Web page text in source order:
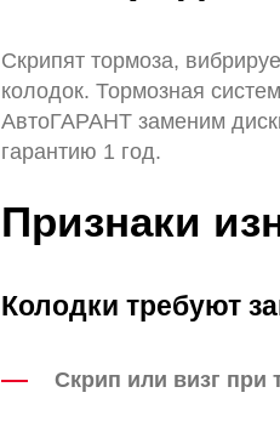
Скрипят тормоза,
колодок. Тормозная
АвтоГАРАНТ заменим
гарантию 1 год.
Признаки
Колодки требуют
Скрип или визг при